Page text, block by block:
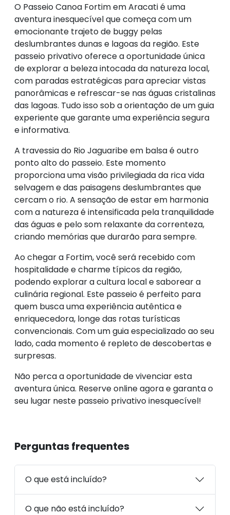
O Passeio Canoa Fortim em Aracati é uma
aventura inesquecível que começa com um
emocionante trajeto de buggy pelas
deslumbrantes dunas e lagoas da região. Este
passeio privativo oferece a oportunidade única
de explorar a beleza intocada da natureza local,
com paradas estratégicas para apreciar vistas
panorâmicas e refrescar-se nas águas cristalinas
das lagoas. Tudo isso sob a orientação de um guia
experiente que garante uma experiência segura
e informativa.
A travessia do Rio Jaguaribe em balsa é outro
ponto alto do passeio. Este momento
proporciona uma visão privilegiada da rica vida
selvagem e das paisagens deslumbrantes que
cercam o rio. A sensação de estar em harmonia
com a natureza é intensificada pela tranquilidade
das águas e pelo som relaxante da correnteza,
criando memórias que durarão para sempre.
Ao chegar a Fortim, você será recebido com
hospitalidade e charme típicos da região,
podendo explorar a cultura local e saborear a
culinária regional. Este passeio é perfeito para
quem busca uma experiência autêntica e
enriquecedora, longe das rotas turísticas
convencionais. Com um guia especializado ao seu
lado, cada momento é repleto de descobertas e
surpresas.
Não perca a oportunidade de vivenciar esta
aventura única. Reserve online agora e garanta o
seu lugar neste passeio privativo inesquecível!
Perguntas frequentes
O que está incluído?
O que não está incluído?